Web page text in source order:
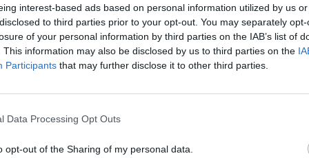
interest-based ads based on personal information utilized by us
to third parties prior to your opt-out. You may separately
of your personal information by third parties on the IAB’s list of
This information may also be disclosed by us to third parties on the
Participants that may further disclose it to other third parties.
Data Processing Opt Outs
opt-out of the Sharing of my personal data.
por 86 veículos combatem um incêndio
André das Tojeiras, em Castelo Branco,
de Emergência e Proteção Civil de Castelo
intensidade e ainda não está